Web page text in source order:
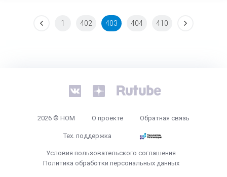
1 402 403 404 410
2026 © НОМ О проекте Обратная связь
Тех. поддержка
Условия пользовательского соглашения
Политика обработки персональных данных